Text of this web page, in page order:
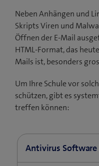
Neben Anhängen und
Skripts Viren und
Öffnen der E-Mail
HTML-Format, das
Mails ist, besonders
Um Ihre Schule vor
schützen, gibt es
treffen können:
Antivirus